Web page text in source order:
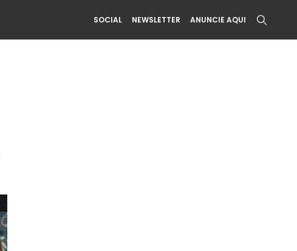
SOCIAL NEWSLETTER ANUNCIE AQUI